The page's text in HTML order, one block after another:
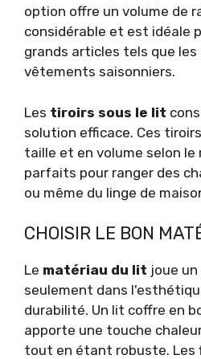
option offre un volume de
considérable et est idéale
grands articles tels que
vêtements saisonniers.
Les tiroirs sous le lit
solution efficace. Ces
taille et en volume selon le
parfaits pour ranger des
ou même du linge de
CHOISIR LE BON
Le matériau du lit joue
seulement dans
durabilité. Un lit coffre en
apporte une touche
tout en étant robuste. Les